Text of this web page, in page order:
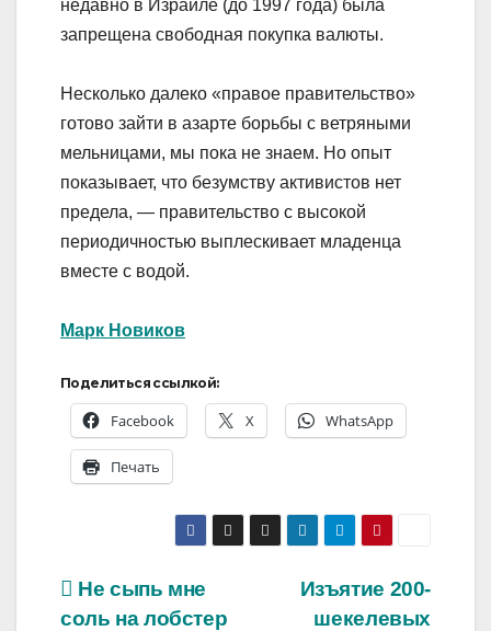
недавно в Израиле (до 1997 года) была
запрещена свободная покупка валюты.
Несколько далеко «правое правительство»
готово зайти в азарте борьбы с ветряными
мельницами, мы пока не знаем. Но опыт
показывает, что безумству активистов нет
предела, — правительство с высокой
периодичностью выплескивает младенца
вместе с водой.
Марк Новиков
Поделиться ссылкой:
Facebook X WhatsApp
Печать
Навигация
Изъятие 200-
шекелевых
Не сыпь мне
соль на лобстер